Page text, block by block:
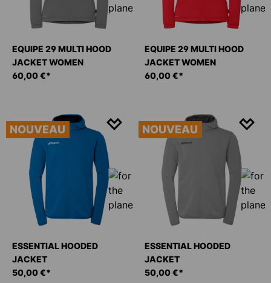
EQUIPE 29 MULTI HOOD
JACKET WOMEN
60,00 €*
EQUIPE 29 MULTI HOOD
JACKET WOMEN
60,00 €*
NOUVEAU
ESSENTIAL HOODED
JACKET
50,00 €*
NOUVEAU
ESSENTIAL HOODED
JACKET
50,00 €*